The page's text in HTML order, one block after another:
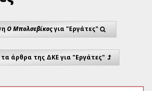
Ο Μπολσεβίκοςγια "Εργάτες"
άρθρα της ΔΚΕ για "Εργάτες"